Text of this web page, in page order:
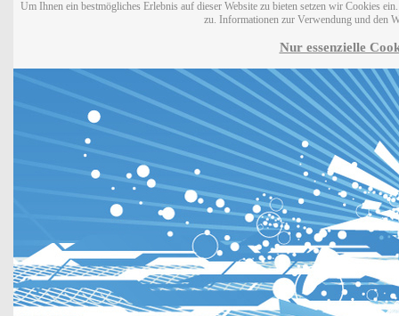
Um Ihnen ein bestmögliches Erlebnis auf dieser Website zu bieten setzen wir Cookies
zu. Informationen zur Verwendung und den
Nur essenzielle